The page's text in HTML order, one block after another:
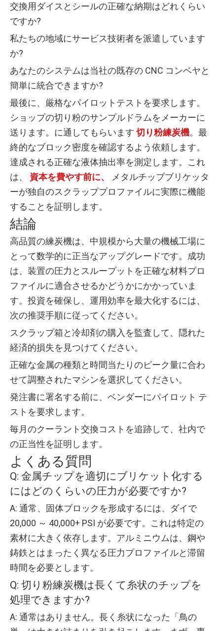
交換用ダイスとシールの正確な納期はどれくらい
ですか?
私たちの地域にサービス技術者を派遣しています
か?
あなたのシステムは当社の既存の CNC コンベヤと
簡単に統合できますか?
最後に、厳格なパイロットテストを要求します。
ショップの切り粉のサンプルドラムをメーカーに
送ります。に通してもらいます 切り粉練炭機。最
終的なブロック密度を確認するよう依頼します。
達成される正確な液体抽出率を測定します。これ
は、 資本を費やす前に、
メタルチップブリケッタ
ーが独自のスクラッププロファイルに実際に機能
することを証明します。
結論
高品質の練炭機は、中規模から大量の機械工場に
とって数学的に正当なアップグレードです。成功
は、装置の圧力とスループットを正確な材料プロ
ファイルに適合させるかどうかにかかっていま
す。投資を確保し、運用効率を最大化するには、
次の推奨手順に従ってください。
スクラップ箱と冷却剤の購入を監査して、隠れた
経済的損失を見つけてください。
正確な金属の種類と時間当たりのピーク量に合わ
せて調整されたマシンを選択してください。
発注書に署名する前に、ベンダーにパイロット テ
ストを要求します。
毎月のクーラント交換コストを追跡して、社内で
の正当性を証明します。
よくある質問
Q: 金属チップを適切にブリケット化する
にはどのくらいの圧力が必要ですか?
A: 通常、固体ブロックを形成するには、ダイで
20,000 ～ 40,000+ PSI が必要です。これは特定の
素材に大きく依存します。アルミニウムは、鋼や
鋳鉄とはまったく異なる圧力プロファイルと滞留
時間を必要とします。
Q: 切り粉練炭機は長くて糸状のチップを
処理できますか?
A: 通常はありません。長く糸状になった「鳥の